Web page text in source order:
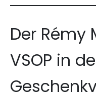
Der Rémy
VSOP in